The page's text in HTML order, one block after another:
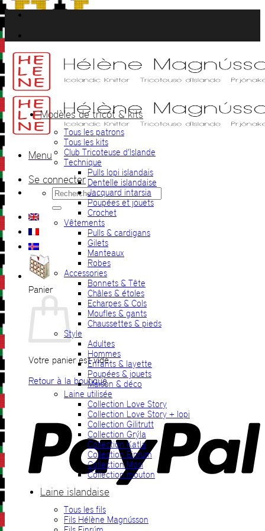
Passer
au
contenu
Menu
Se connecter
Recherche
pour :
Panier
Votre panier est vide.
Retour à la boutique
Modèles de tricot & kits
Tous les patrons
Tous les kits
Club Tricoteuse d’Islande
Technique
Pulls lopi islandais
Dentelle islandaise
Jacquard intarsia
Poupées et jouets
Crochet
Vêtements
Pulls & cardigans
Gilets
Manteaux
Robes
Accessories
Bonnets & Tête
Châles & étoles
Echarpes & Cols
Moufles & gants
Chaussettes & pieds
Style
Adultes
Hommes
Enfants & layette
Poupées & jouets
Maison & déco
Laine utilisée
Collection Love Story
Collection Love Story + lopi
Collection Gilitrutt
Collection Grýla
Collection Katla
Collection Einrúm
Collection Mosi
Collection mouton
Laine islandaise
Tous les fils
Fils Hélène Magnússon